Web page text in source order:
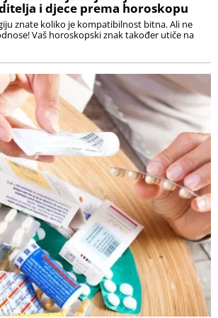
i djece prema horoskopu
znate koliko je kompatibilnost bitna. Ali ne
Vaš horoskopski znak također utiče na